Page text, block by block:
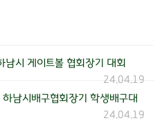
시 게이트볼 협회장기 대회
24.04.19
남시배구협회장기 학생배구대
24.04.19